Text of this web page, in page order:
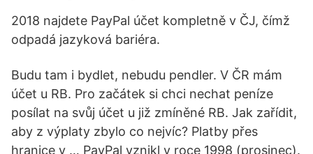
2018 najdete PayPal účet kompletně v ČJ, čímž
odpadá jazyková bariéra.
Budu tam i bydlet, nebudu pendler. V ČR mám
účet u RB. Pro začátek si chci nechat peníze
posílat na svůj účet u již zmíněné RB. Jak zařídit,
aby z výplaty zbylo co nejvíc? Platby přes
hranice v … PayPal vznikl v roce 1998 (prosinec).